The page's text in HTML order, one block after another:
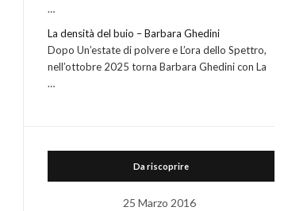
…
La densità del buio – Barbara Ghedini
Dopo Un’estate di polvere e L’ora dello Spettro,
nell’ottobre 2025 torna Barbara Ghedini con La
…
Da riscoprire
25 Marzo 2016